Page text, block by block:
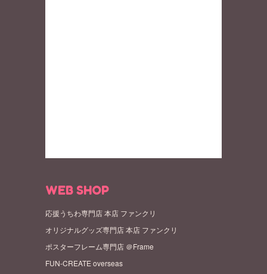
WEB SHOP
応援うちわ専門店 本店 ファンクリ
オリジナルグッズ専門店 本店 ファンクリ
ポスターフレーム専門店 ＠Frame
FUN-CREATE overseas